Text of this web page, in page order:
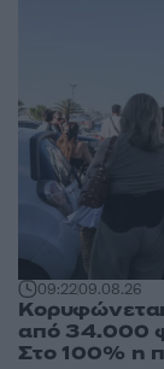
09:2209.08.26
από 34.000
Στο 100% η